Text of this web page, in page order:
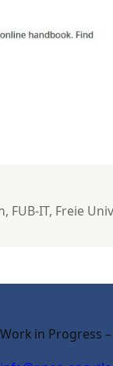
FUB-IT, Freie
Work in Progress